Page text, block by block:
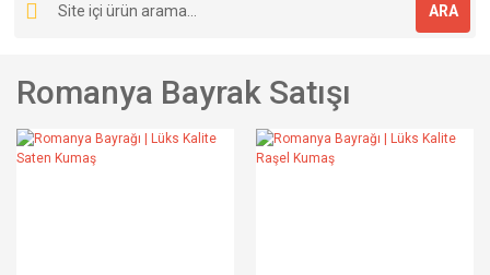
ARA
Romanya Bayrak Satışı